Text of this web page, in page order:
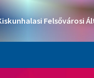
Felsővárosi